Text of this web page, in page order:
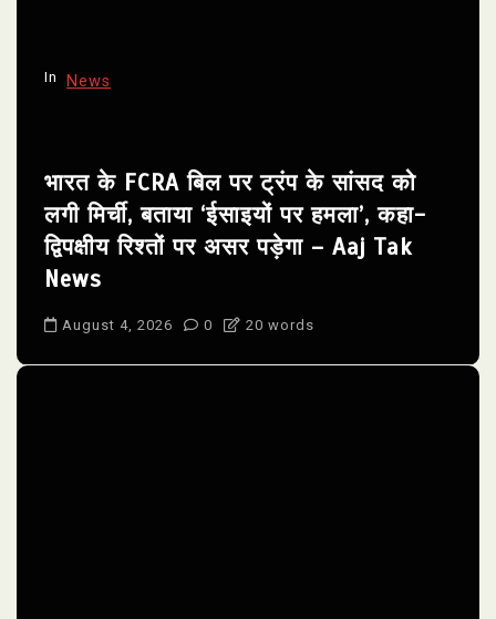
In News
भारत के FCRA बिल पर ट्रंप के सांसद को
लगी मिर्ची, बताया ‘ईसाइयों पर हमला’, कहा-
द्विपक्षीय रिश्तों पर असर पड़ेगा – Aaj Tak
News
August 4, 2026 0 20 words